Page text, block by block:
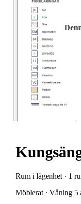
Rum i lägenhet · 1
Möblerat · Våning 5